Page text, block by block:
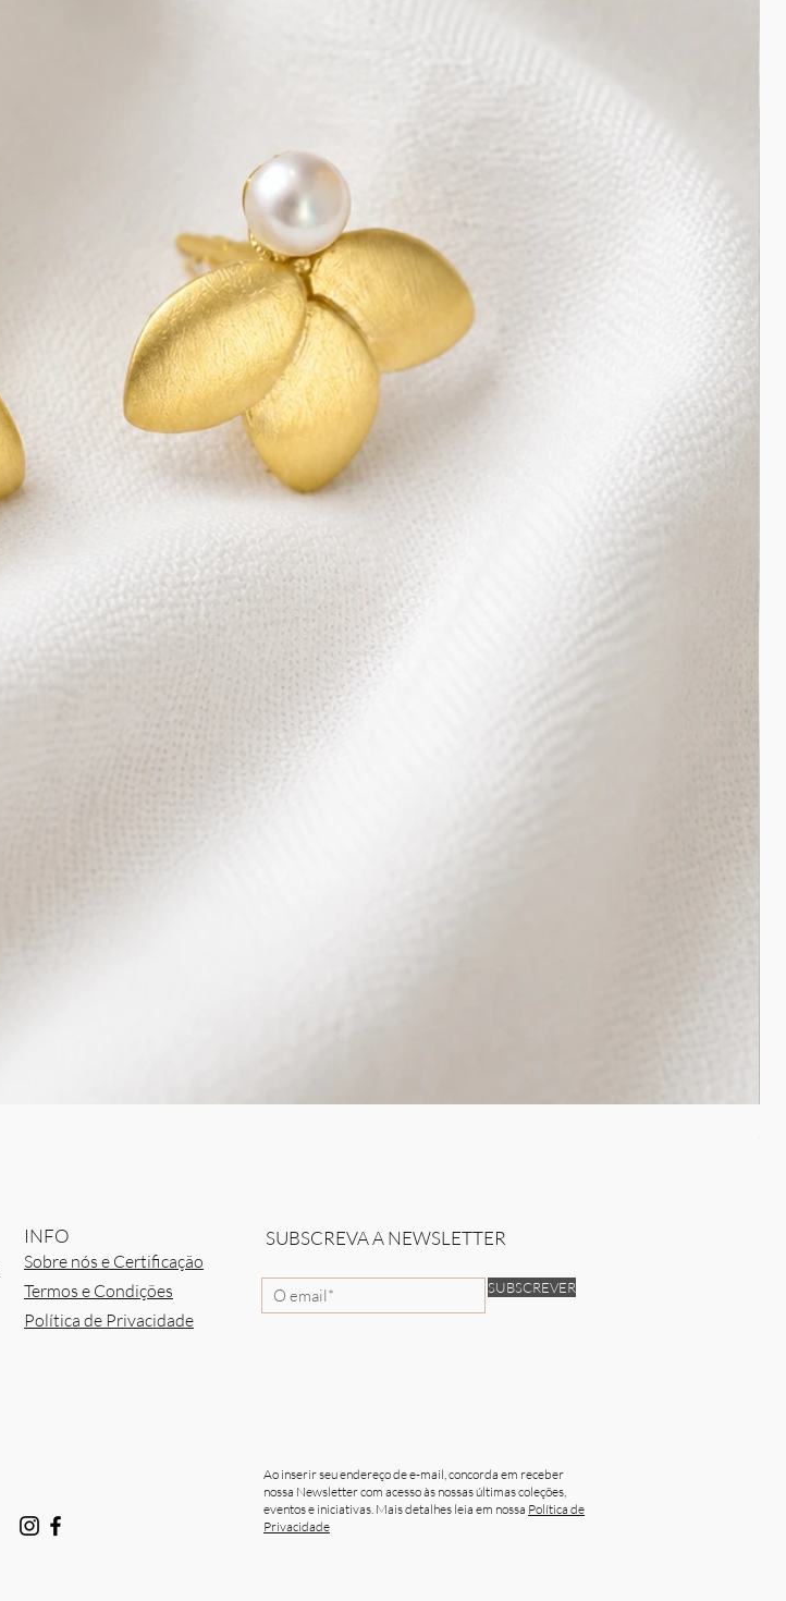
INFO
Sobre nós e Certificação
Termos e Condições
Política de Privacidade
SUBSCREVA A NEWSLETTER
SUBSCREVER
Ao inserir seu endereço de e-mail, concorda em receber
nossa Newsletter com acesso às nossas últimas coleções,
eventos e iniciativas. Mais detalhes leia em nossa Política de
Privacidade